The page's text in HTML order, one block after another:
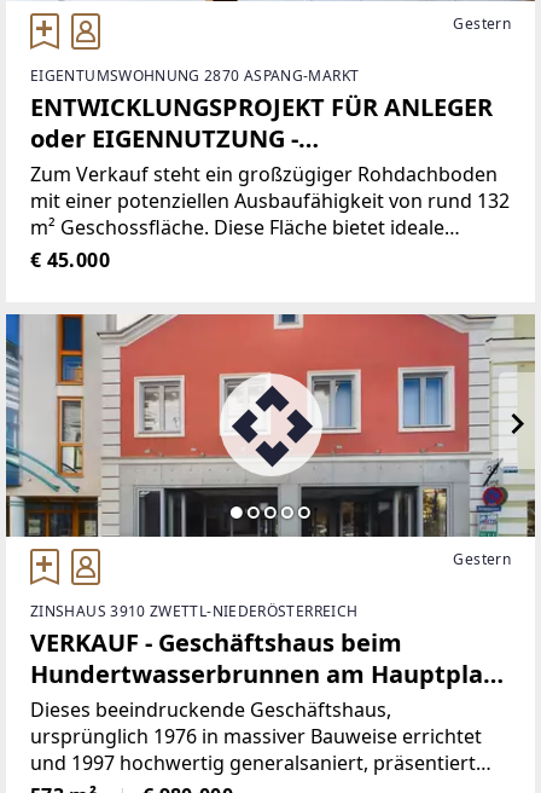
Gestern
EIGENTUMSWOHNUNG 2870 ASPANG-MARKT
ENTWICKLUNGSPROJEKT FÜR ANLEGER
oder EIGENNUTZUNG -
ROHDACHBODEN Top 5 - im Zentrum
Aspang Markt
Zum Verkauf steht ein großzügiger Rohdachboden
mit einer potenziellen Ausbaufähigkeit von rund 132
m² Geschossfläche. Diese Fläche bietet ideale
Voraussetzungen zur Schaffung einer einzigartigen,
€ 45.000
Gestern
ZINSHAUS 3910 ZWETTL-NIEDERÖSTERREICH
VERKAUF - Geschäftshaus beim
Hundertwasserbrunnen am Hauptplatz
im Zentrum von ZWETTL
Dieses beeindruckende Geschäftshaus,
ursprünglich 1976 in massiver Bauweise errichtet
und 1997 hochwertig generalsaniert, präsentiert